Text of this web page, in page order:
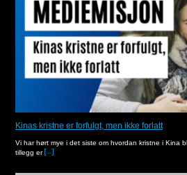
Kinas kristne er forfulgt, men ikke forlatt
Vi har hørt mye i det siste om hvordan kristne i Kina
tillegg er